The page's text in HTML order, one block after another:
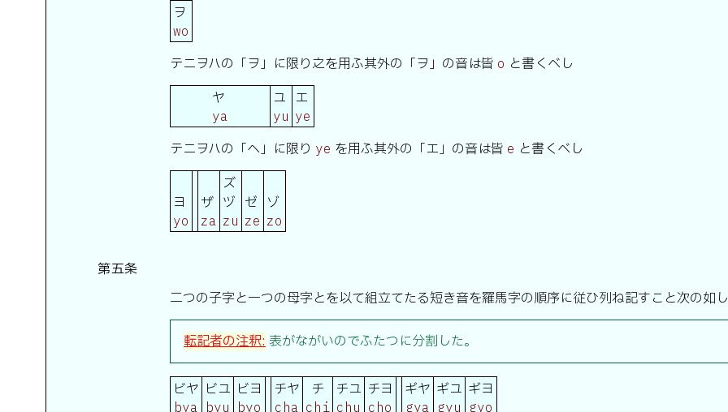
ヲ
wo
テニヲハの「ヲ」に限り之を用ふ其外の「ヲ」の音は皆 o と書くべし
ヤ
ya
ユ
yu
エ
ye
テニヲハの「ヘ」に限り ye を用ふ其外の「エ」の音は皆 e と書くべし
ヨ
yo
ザ
za
ズ
ヅ
zu
ゼ
ze
ゾ
zo
第五条
二つの子字と一つの母字とを以て組立てたる短き音を羅馬字の順序に従ひ列ね記すこと次の如し
転記者の注釈: 表がながいのでふたつに分割した。
ビヤ
bya
ビユ
byu
ビヨ
byo
チヤ
cha
チ
chi
チユ
chu
チヨ
cho
ギヤ
gya
ギユ
gyu
ギヨ
gyo